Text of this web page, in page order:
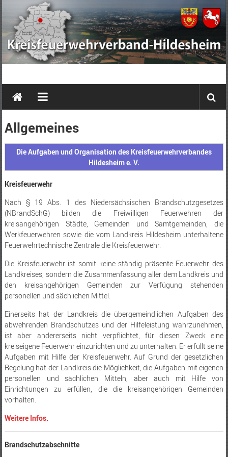
Inhalt
springen
Kreisfeuerwehrverband
Hildesheim
e.
V.
Allgemeines
Die Aufgaben und Organisation des Kreisfeuerwehrverbandes
Hildesheim e. V.
Kreisfeuerwehr
Nach § 19 Abs. 1 des Niedersächsischen Brandschutzgesetzes
(NBrandSchG) bilden die Freiwilligen Feuerwehren der
kreisangehörigen Städte, Gemeinden und Samtgemeinden, die
Werkfeuerwehren sowie die vom Landkreis Hildesheim unterhaltene
Feuerwehrtechnische Zentrale die Kreisfeuerwehr.
Die Kreisfeuerwehr ist somit keine ständig präsente Feuerwehr des
Landkreises, sondern die Zusammenfassung aller dem Landkreis und
den kreisangehörigen Gemeinden zur Verfügung stehenden
personellen und sächlichen Mittel.
Einerseits hat der Landkreis die übergemeindlichen Aufgaben des
abwehrenden Brandschutzes und der Hilfeleistung wahrzunehmen,
ist aber andererseits nicht verpflichtet, für diesen Zweck eine
kreiseigene Feuerwehr einzurichten und zu unterhalten. Er erfüllt seine
Aufgaben mit Hilfe der Kreisfeuerwehr. Auf Grund der gesetzlichen
Regelung hat der Landkreis die Möglichkeit, die Aufgaben mit eigenen
personellen und sächlichen Mitteln, aber auch mit Hilfe von
Einrichtungen zu erfüllen, die die kreisangehörigen Gemeinden
vorhalten.
Weitere Infos.
Brandschutzabschnitte